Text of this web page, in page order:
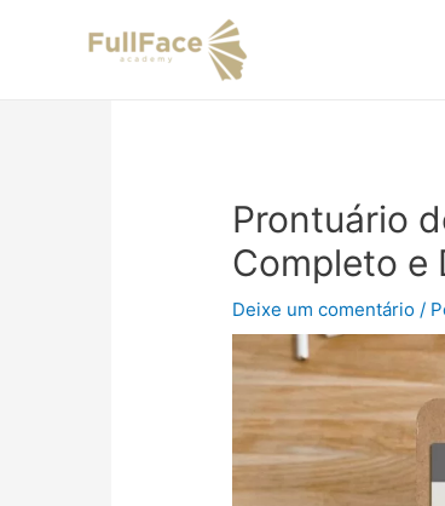
Prontuário
Completo e
Deixe um comentário /
de
Post